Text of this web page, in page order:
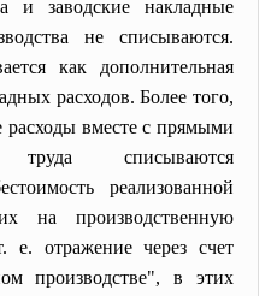
и заводские накладные
не списываются.
как дополнительная
расходов. Более того,
расходы вместе с прямыми
списываются
реализованной
на производственную
е. отражение через счет
производстве", в этих